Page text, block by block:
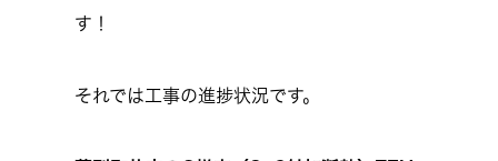
す！
それでは工事の進捗状況です。